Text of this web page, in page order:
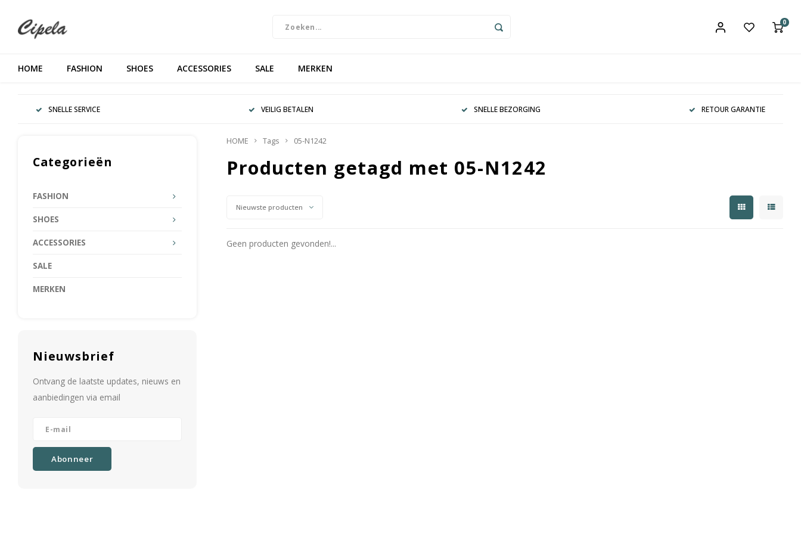
0
HOME FASHION SHOES ACCESSORIES SALE MERKEN
SNELLE SERVICE VEILIG BETALEN SNELLE BEZORGING RETOUR GARANTIE
Categorieën
FASHION
SHOES
ACCESSORIES
SALE
MERKEN
Nieuwsbrief
Ontvang de laatste updates, nieuws en
aanbiedingen via email
Abonneer
HOME Tags 05-N1242
Producten getagd met 05-N1242
Nieuwste producten
Geen producten gevonden!...